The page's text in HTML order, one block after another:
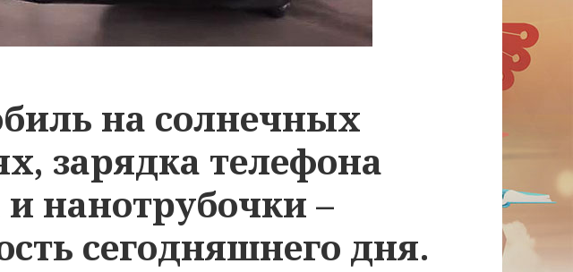
на солнечных
зарядка телефона
и нанотрубочки –
сегодняшнего дня.